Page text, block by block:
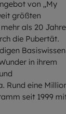
von „My
größten
als 20
die Pubertät.
Basiswissen
in ihrem
Rund eine
seit 1999